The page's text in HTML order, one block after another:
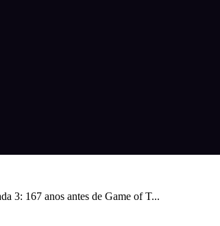
3: 167 anos antes de Game of T...